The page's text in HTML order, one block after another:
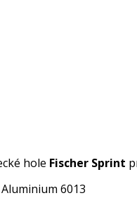
hole Fischer Sprint
6013